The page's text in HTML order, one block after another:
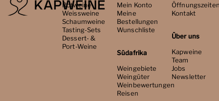
Rotweine
Weissweine
Schaumweine
Tasting-Sets
Dessert- &
Port-Weine
Mein Konto
Meine
Bestellungen
Wunschliste
Südafrika
Weingebiete
Weingüter
Weinbewertungen
Reisen
Kontakt
Über uns
Kapweine
Team
Jobs
Newsletter